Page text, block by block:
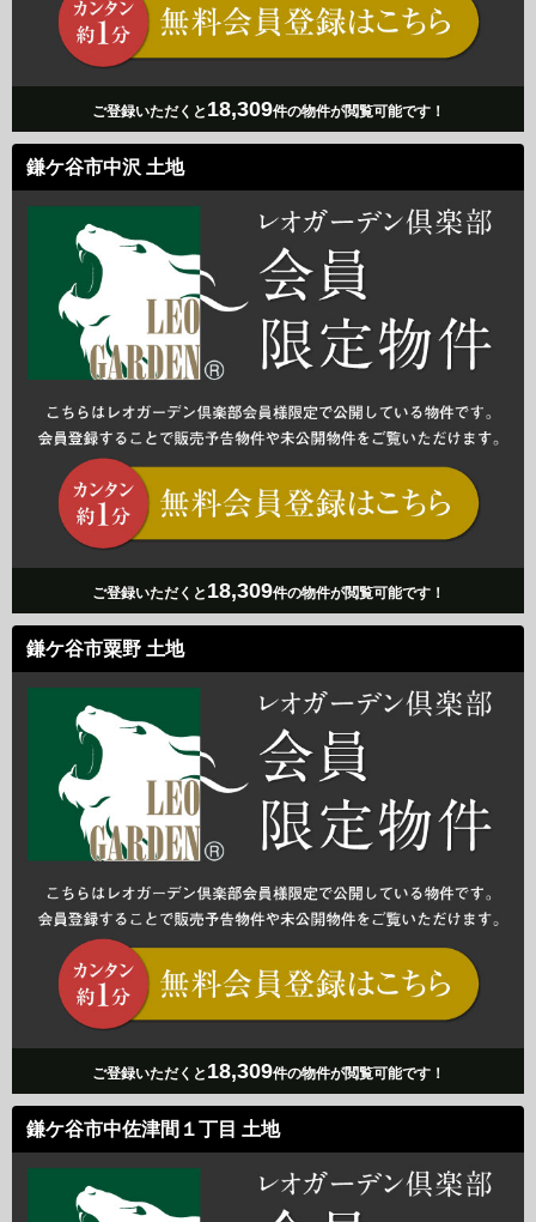
ご登録いただくと 18,309件の物件が閲覧可能です！
鎌ケ谷市中沢 土地
ご登録いただくと 18,309件の物件が閲覧可能です！
鎌ケ谷市粟野 土地
ご登録いただくと 18,309件の物件が閲覧可能です！
鎌ケ谷市中佐津間１丁目 土地